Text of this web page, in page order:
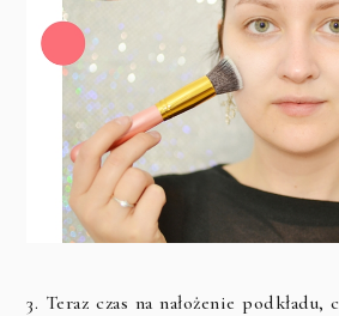
3. Teraz czas na nałożenie podkładu,